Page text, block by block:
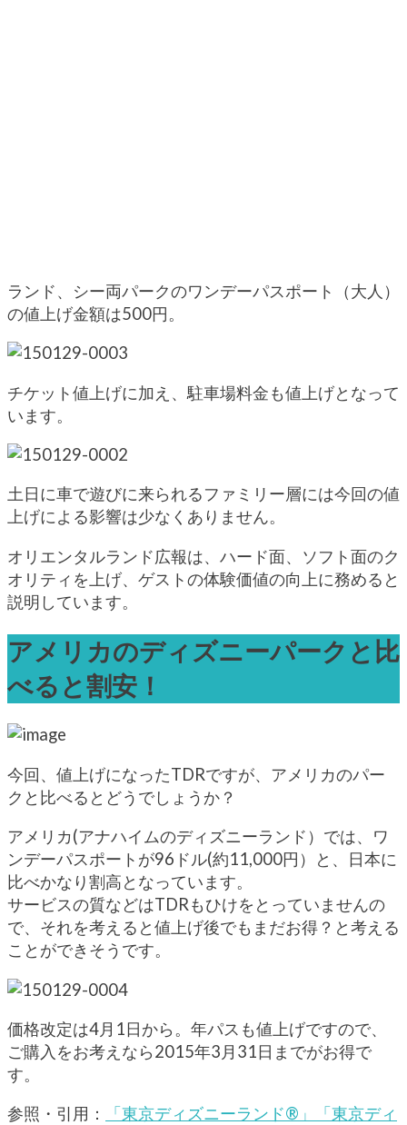
ランド、シー両パークのワンデーパスポート（大人）
の値上げ金額は500円。
チケット値上げに加え、駐車場料金も値上げとなって
います。
土日に車で遊びに来られるファミリー層には今回の値
上げによる影響は少なくありません。
オリエンタルランド広報は、ハード面、ソフト面のク
オリティを上げ、ゲストの体験価値の向上に務めると
説明しています。
アメリカのディズニーパークと比
べると割安！
今回、値上げになったTDRですが、アメリカのパー
クと比べるとどうでしょうか？
アメリカ(アナハイムのディズニーランド）では、ワ
ンデーパスポートが96ドル(約11,000円）と、日本に
比べかなり割高となっています。
サービスの質などはTDRもひけをとっていませんの
で、それを考えると値上げ後でもまだお得？と考える
ことができそうです。
価格改定は4月1日から。年パスも値上げですので、
ご購入をお考えなら2015年3月31日までがお得で
す。
参照・引用：
「東京ディズニーランド®」「東京ディ